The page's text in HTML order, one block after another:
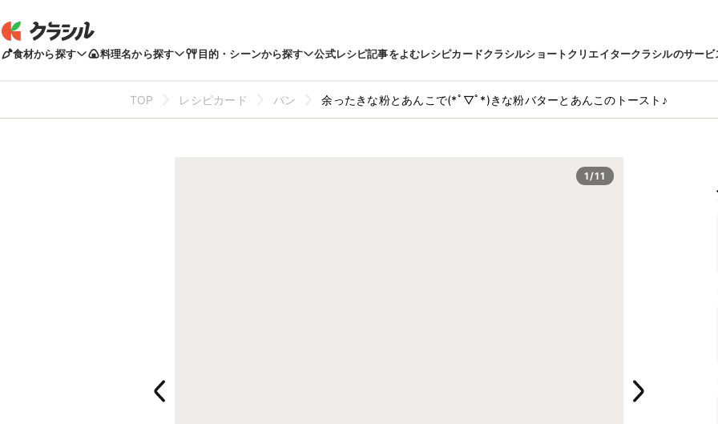
食材から探す 料理名から探す 目的・シーンから探す 公式レシピ記事をよむレシピカードクラシルショートクリエイタークラシルのサービ
TOP レシピカード パン 余ったきな粉とあんこで(*ﾟ▽ﾟ*)きな粉バターとあんこのトースト♪
1/11